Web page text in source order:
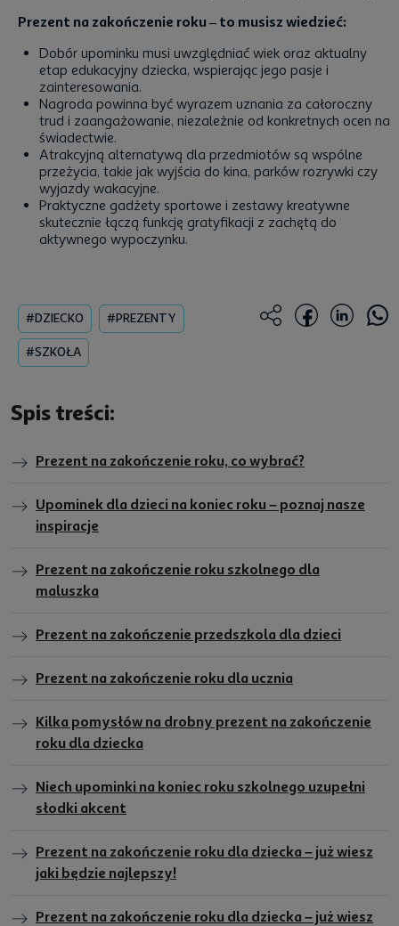
Prezent na zakończenie roku – to musisz wiedzieć:
Dobór upominku musi uwzględniać wiek oraz aktualny
etap edukacyjny dziecka, wspierając jego pasje i
zainteresowania.
Nagroda powinna być wyrazem uznania za całoroczny
trud i zaangażowanie, niezależnie od konkretnych ocen na
świadectwie.
Atrakcyjną alternatywą dla przedmiotów są wspólne
przeżycia, takie jak wyjścia do kina, parków rozrywki czy
wyjazdy wakacyjne.
Praktyczne gadżety sportowe i zestawy kreatywne
skutecznie łączą funkcję gratyfikacji z zachętą do
aktywnego wypoczynku.
#DZIECKO #PREZENTY
#SZKOŁA
Spis treści:
Prezent na zakończenie roku, co wybrać?
Upominek dla dzieci na koniec roku – poznaj nasze
inspiracje
Prezent na zakończenie roku szkolnego dla
maluszka
Prezent na zakończenie przedszkola dla dzieci
Prezent na zakończenie roku dla ucznia
Kilka pomysłów na drobny prezent na zakończenie
roku dla dziecka
Niech upominki na koniec roku szkolnego uzupełni
słodki akcent
Prezent na zakończenie roku dla dziecka – już wiesz
jaki będzie najlepszy!
Prezent na zakończenie roku dla dziecka – już wiesz